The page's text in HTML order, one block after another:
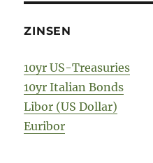
ZINSEN
10yr US-Treasuries
10yr Italian Bonds
Libor (US Dollar)
Euribor